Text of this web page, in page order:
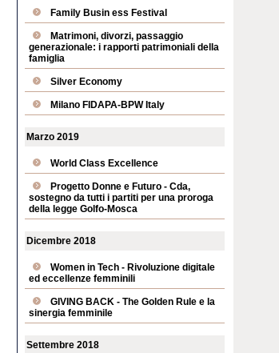
Family Busin ess Festival
Matrimoni, divorzi, passaggio
generazionale: i rapporti patrimoniali della
famiglia
Silver Economy
Milano FIDAPA-BPW Italy
Marzo 2019
World Class Excellence
Progetto Donne e Futuro - Cda,
sostegno da tutti i partiti per una proroga
della legge Golfo-Mosca
Dicembre 2018
Women in Tech - Rivoluzione digitale
ed eccellenze femminili
GIVING BACK - The Golden Rule e la
sinergia femminile
Settembre 2018